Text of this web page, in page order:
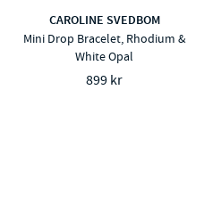
CAROLINE SVEDBOM
Mini Drop Bracelet, Rhodium &
White Opal
899 kr